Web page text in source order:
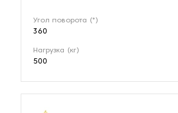
Угол поворота (°)
360
Нагрузка (кг)
500